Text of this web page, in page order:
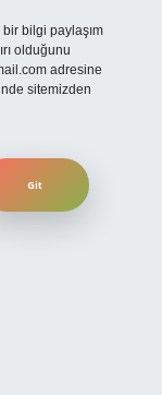
bilgi paylaşım
olduğunu
adresine
sitemizden